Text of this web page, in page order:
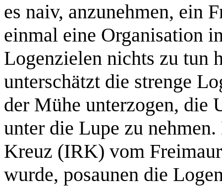
es naiv, anzunehmen, ein
einmal eine Organisation
Logenzielen nichts zu tun
unterschätzt die strenge
der Mühe unterzogen, die
unter die Lupe zu
Kreuz (IRK) vom
wurde, posaunen die